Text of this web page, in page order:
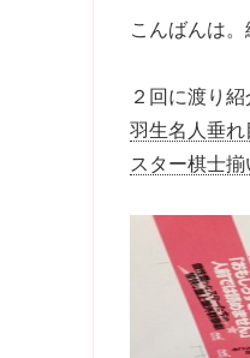
こんばんは。
２回に渡り
羽生名人垂れ
スター棋士